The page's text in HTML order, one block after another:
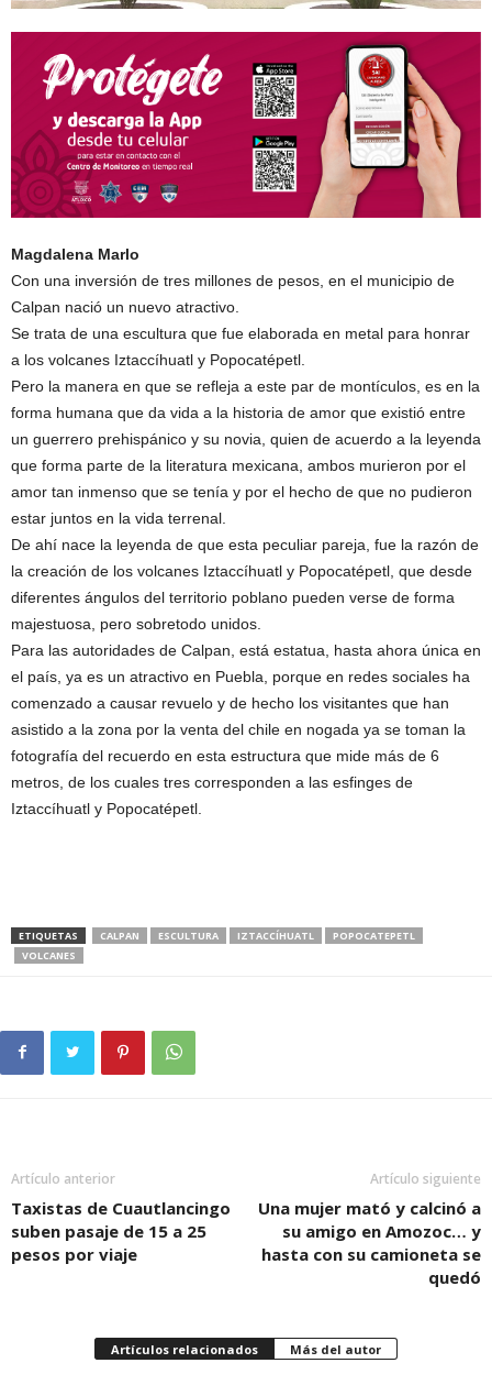
Magdalena Marlo
Con una inversión de tres millones de pesos, en el municipio de
Calpan nació un nuevo atractivo.
Se trata de una escultura que fue elaborada en metal para honrar
a los volcanes Iztaccíhuatl y Popocatépetl.
Pero la manera en que se refleja a este par de montículos, es en la
forma humana que da vida a la historia de amor que existió entre
un guerrero prehispánico y su novia, quien de acuerdo a la leyenda
que forma parte de la literatura mexicana, ambos murieron por el
amor tan inmenso que se tenía y por el hecho de que no pudieron
estar juntos en la vida terrenal.
De ahí nace la leyenda de que esta peculiar pareja, fue la razón de
la creación de los volcanes Iztaccíhuatl y Popocatépetl, que desde
diferentes ángulos del territorio poblano pueden verse de forma
majestuosa, pero sobretodo unidos.
Para las autoridades de Calpan, está estatua, hasta ahora única en
el país, ya es un atractivo en Puebla, porque en redes sociales ha
comenzado a causar revuelo y de hecho los visitantes que han
asistido a la zona por la venta del chile en nogada ya se toman la
fotografía del recuerdo en esta estructura que mide más de 6
metros, de los cuales tres corresponden a las esfinges de
Iztaccíhuatl y Popocatépetl.
ETIQUETAS CALPAN ESCULTURA IZTACCÍHUATL
POPOCATEPETL
VOLCANES
Artículo anterior
Taxistas de Cuautlancingo
suben pasaje de 15 a 25
pesos por viaje
Artículo siguiente
Una mujer mató y calcinó a
su amigo en Amozoc… y
hasta con su camioneta se
quedó
Artículos relacionados Más del autor